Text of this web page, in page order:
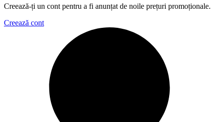
Creează-ți un cont pentru a fi anunțat de noile prețuri promoționale.
Creează cont